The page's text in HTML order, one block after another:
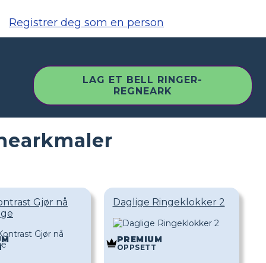
Registrer deg som en person
LAG ET BELL RINGER-
REGNEARK
Gjør nå
Daglige Ringeklokker 2
PREMIUM
OPPSETT